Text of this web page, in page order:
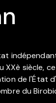
siècle,
de l'État
du